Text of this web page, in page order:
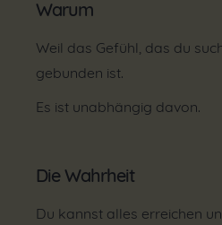
Warum
Weil das Gefühl, das du
gebunden ist.
Es ist unabhängig davon.
Die Wahrheit
Du kannst alles erreichen